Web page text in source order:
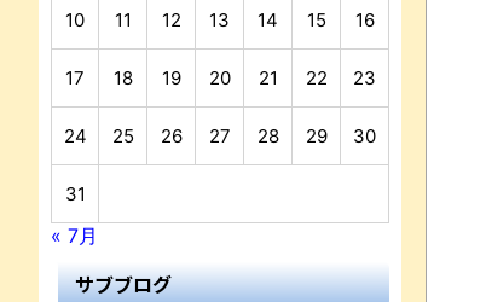
10 11 12 13 14 15 16
17 18 19 20 21 22 23
24 25 26 27 28 29 30
31
« 7月
サブブログ